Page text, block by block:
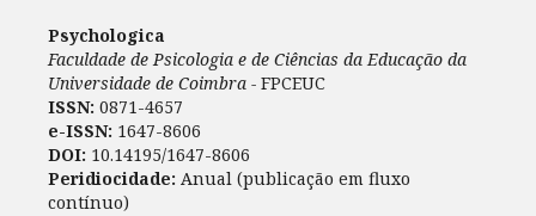
Psychologica
Faculdade de Psicologia e de Ciências da Educação da
Universidade de Coimbra - FPCEUC
ISSN: 0871-4657
e-ISSN: 1647-8606
DOI: 10.14195/1647-8606
Peridiocidade: Anual (publicação em fluxo
contínuo)